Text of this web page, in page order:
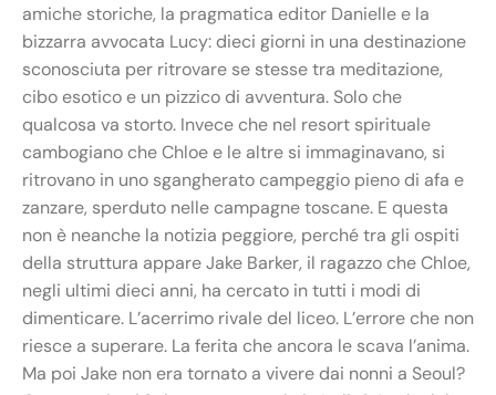
amiche storiche, la pragmatica editor Danielle e la
bizzarra avvocata Lucy: dieci giorni in una destinazione
sconosciuta per ritrovare se stesse tra meditazione,
cibo esotico e un pizzico di avventura. Solo che
qualcosa va storto. Invece che nel resort spirituale
cambogiano che Chloe e le altre si immaginavano, si
ritrovano in uno sgangherato campeggio pieno di afa e
zanzare, sperduto nelle campagne toscane. E questa
non è neanche la notizia peggiore, perché tra gli ospiti
della struttura appare Jake Barker, il ragazzo che Chloe,
negli ultimi dieci anni, ha cercato in tutti i modi di
dimenticare. L’acerrimo rivale del liceo. L’errore che non
riesce a superare. La ferita che ancora le scava l’anima.
Ma poi Jake non era tornato a vivere dai nonni a Seoul?